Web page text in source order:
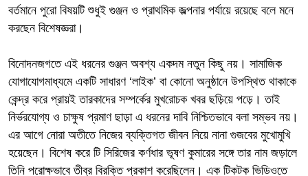
বর্তমানে পুরো বিষয়টি শুধুই গুঞ্জন ও প্রাথমিক জল্পনার পর্যায়ে রয়েছে বলে মনে
করছেন বিশেষজ্ঞরা।
বিনোদনজগতে এই ধরনের গুঞ্জন অবশ্য একদম নতুন কিছু নয়। সামাজিক
যোগাযোগমাধ্যমে একটি সাধারণ ‘লাইক’ বা কোনো অনুষ্ঠানে উপস্থিত থাকাকে
কেন্দ্র করে প্রায়ই তারকাদের সম্পর্কের মুখরোচক খবর ছড়িয়ে পড়ে। তাই
নির্ভরযোগ্য ও চাক্ষুষ প্রমাণ ছাড়া এ ধরনের দাবি নিশ্চিতভাবে বলা সম্ভব নয়।
এর আগে নোরা অতীতে নিজের ব্যক্তিগত জীবন নিয়ে নানা গুজবের মুখোমুখি
হয়েছেন। বিশেষ করে টি সিরিজের কর্ণধার ভূষণ কুমারের সঙ্গে তার নাম জড়ালে
তিনি পরোক্ষভাবে তীব্র বিরক্তি প্রকাশ করেছিলেন। এক টিকটক ভিডিওতে